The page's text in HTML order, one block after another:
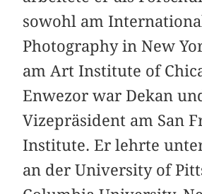
sowohl am
Photography in New
am Art Institute of
Enwezor war Dekan
Vizepräsident am San
Institute. Er lehrte
an der University of